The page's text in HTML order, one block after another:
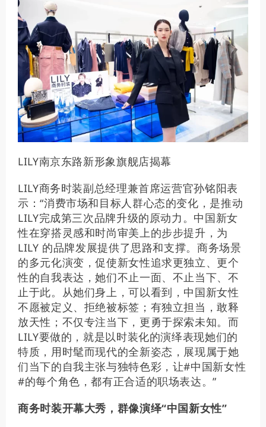
LILY南京东路新形象旗舰店揭幕
LILY商务时装副总经理兼首席运营官孙铭阳表
示：“消费市场和目标人群心态的变化，是推动
LILY完成第三次品牌升级的原动力。中国新女
性在穿搭灵感和时尚审美上的步步提升，为
LILY 的品牌发展提供了思路和支撑。商务场景
的多元化演变，促使新女性追求更独立、更个
性的自我表达，她们不止一面、不止当下、不
止于此。从她们身上，可以看到，中国新女性
不愿被定义、拒绝被标签；有独立担当，敢释
放天性；不仅专注当下，更勇于探索未知。而
LILY要做的，就是以时装化的演绎表现她们的
特质，用时髦而现代的全新姿态，展现属于她
们当下的自我主张与独特色彩，让#中国新女性
#的每个角色，都有正合适的职场表达。”
商务时装开幕大秀，群像演绎“中国新女性”